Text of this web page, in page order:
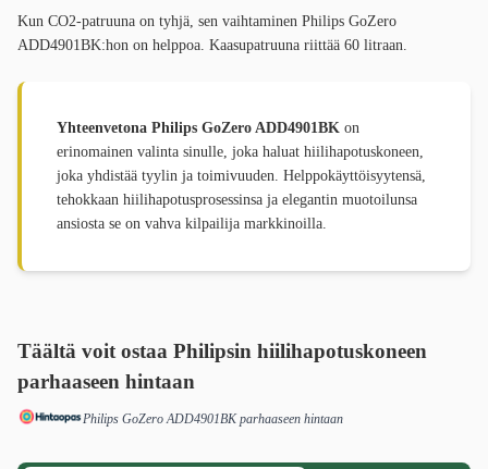
Kun CO2-patruuna on tyhjä, sen vaihtaminen Philips GoZero
ADD4901BK:hon on helppoa. Kaasupatruuna riittää 60 litraan.
Yhteenvetona Philips GoZero ADD4901BK on
erinomainen valinta sinulle, joka haluat hiilihapotuskoneen,
joka yhdistää tyylin ja toimivuuden. Helppokäyttöisyytensä,
tehokkaan hiilihapotusprosessinsa ja elegantin muotoilunsa
ansiosta se on vahva kilpailija markkinoilla.
Täältä voit ostaa Philipsin hiilihapotuskoneen
parhaaseen hintaan
Philips GoZero ADD4901BK parhaaseen hintaan